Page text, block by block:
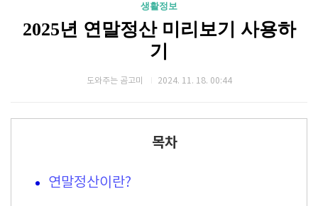
생활정보
2025년 연말정산 미리보기 사용하
기
도와주는 곰고미 2024. 11. 18. 00:44
목차
연말정산이란?